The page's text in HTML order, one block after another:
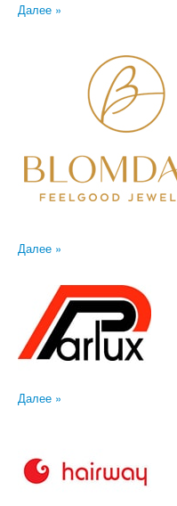
Далее »
Далее »
Далее »